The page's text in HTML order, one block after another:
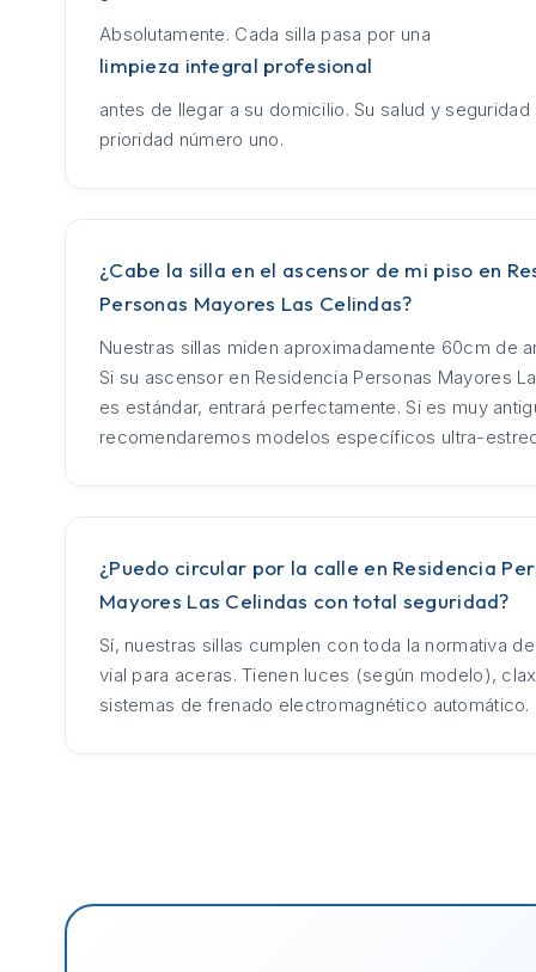
Absolutamente. Cada silla pasa por una
limpieza integral profesional
antes de llegar a su domicilio. Su salud y seguridad
prioridad número uno.
¿Cabe la silla en el ascensor de mi piso en
Personas Mayores Las Celindas?
Nuestras sillas miden aproximadamente 60cm de
Si su ascensor en Residencia Personas Mayores
es estándar, entrará perfectamente. Si es muy
recomendaremos modelos específicos ultra-
¿Puedo circular por la calle en Residencia
Mayores Las Celindas con total seguridad?
Sí, nuestras sillas cumplen con toda la normativa
vial para aceras. Tienen luces (según modelo),
sistemas de frenado electromagnético automático.